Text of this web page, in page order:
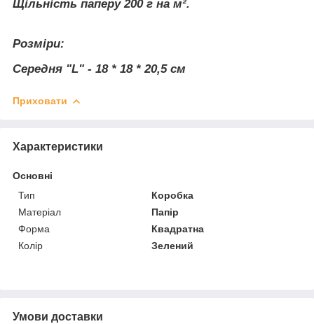
Щільність паперу 200 г на м².
Розміри:
Середня "L" - 18 * 18 * 20,5 cм
Приховати
Характеристики
Основні
Тип
Коробка
Матеріал
Папір
Форма
Квадратна
Колір
Зелений
Умови доставки